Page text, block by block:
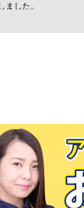
た。